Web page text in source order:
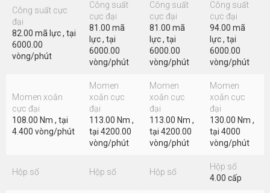
Công suất cực
đại
82.00 mã lực , tại
6000.00
vòng/phút
Công suất
cực đại
81.00 mã
lực , tại
6000.00
vòng/phút
Công suất
cực đại
81.00 mã
lực , tại
6000.00
vòng/phút
Công suất
cực đại
94.00 mã
lực , tại
6000.00
vòng/phút
Momen xoắn
cực đại
108.00 Nm , tại
4.400 vòng/phút
Momen
xoắn cực
đại
113.00 Nm ,
tại 4200.00
vòng/phút
Momen
xoắn cực
đại
113.00 Nm ,
tại 4200.00
vòng/phút
Momen
xoắn cực
đại
130.00 Nm ,
tại 4000
vòng/phút
Hộp số Hộp số Hộp số
Hộp số
4.00 cấp